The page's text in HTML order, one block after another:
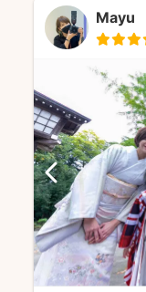
Mayu